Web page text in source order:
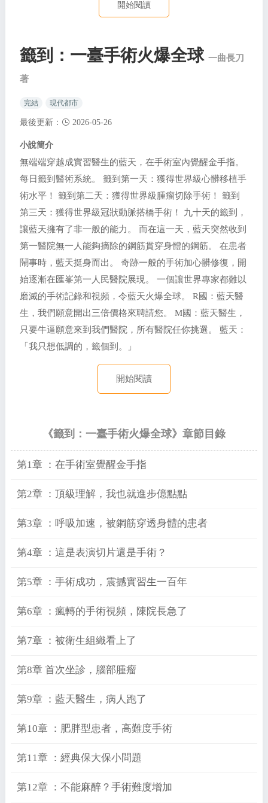
開始閱讀
籤到：一臺手術火爆全球 一曲長刀
著
完結 現代都市
最後更新： 2026-05-26
小說簡介
無端端穿越成實習醫生的藍天，在手術室內覺醒金手指。
每日籤到醫術系統。 籤到第一天：獲得世界級心髒移植手
術水平！ 籤到第二天：獲得世界級腫瘤切除手術！ 籤到
第三天：獲得世界級冠狀動脈搭橋手術！ 九十天的籤到，
讓藍天擁有了非一般的能力。 而在這一天，藍天突然收到
第一醫院無一人能夠摘除的鋼筋貫穿身體的鋼筋。 在患者
鬧事時，藍天挺身而出。 奇跡一般的手術加心髒修復，開
始逐漸在匯峯第一人民醫院展現。 一個讓世界專家都難以
磨滅的手術記錄和視頻，令藍天火爆全球。 R國：藍天醫
生，我們願意開出三倍價格來聘請您。 M國：藍天醫生，
只要牛逼願意來到我們醫院，所有醫院任你挑選。 藍天：
「我只想低調的，籤個到。」
開始閱讀
《籤到：一臺手術火爆全球》章節目錄
第1章 ：在手術室覺醒金手指
第2章 ：頂級理解，我也就進步億點點
第3章 ：呼吸加速，被鋼筋穿透身體的患者
第4章 ：這是表演切片還是手術？
第5章 ：手術成功，震撼實習生一百年
第6章 ：瘋轉的手術視頻，陳院長急了
第7章 ：被衛生組織看上了
第8章 首次坐診，腦部腫瘤
第9章 ：藍天醫生，病人跑了
第10章 ：肥胖型患者，高難度手術
第11章 ：經典保大保小問題
第12章 ：不能麻醉？手術難度增加